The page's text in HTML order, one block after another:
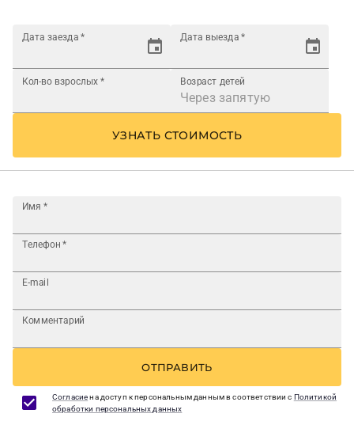
Дата заезда * Дата выезда *
Кол-во взрослых * Возраст детей
УЗНАТЬ СТОИМОСТЬ
Имя *
Телефон *
E-mail
Комментарий
ОТПРАВИТЬ
Согласиена доступ к персональным данным в соответствии с Политикой
обработки персональных данных